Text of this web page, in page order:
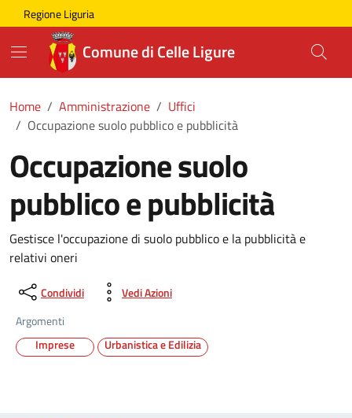
Skip to main content
Comune di Celle Ligure
Regione Liguria
Comune di Celle Ligure
Home Amministrazione
Uffici
Occupazione suolo pubblico e pubblicità
Occupazione suolo
pubblico e pubblicità
Gestisce l'occupazione di suolo pubblico e la pubblicità e
relativi oneri
Condividi
Vedi Azioni
Argomenti
Imprese
Urbanistica e Edilizia